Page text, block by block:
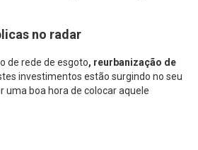
no radar
de rede de esgoto, reurbanização de
investimentos estão surgindo no seu
uma boa hora de colocar aquele